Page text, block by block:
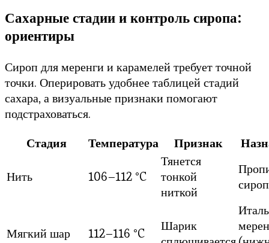
Сахарные стадии и контроль сиропа:
ориентиры
Сироп для меренги и карамелей требует точной
точки. Оперировать удобнее таблицей стадий
сахара, а визуальные признаки помогают
подстраховаться.
Стадия
Температура Признак
Нить 106–112 °C
Тянется
тонкой
ниткой
Мягкий шар 112–116 °C
Шарик